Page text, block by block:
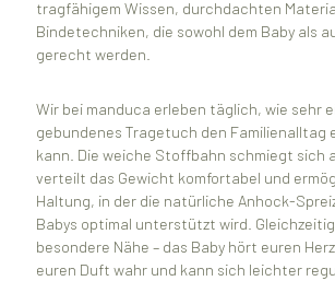
tragfähigem Wissen, durchdachten
Bindetechniken, die sowohl dem Baby als
gerecht werden.
Wir bei manduca erleben täglich, wie sehr
gebundenes Tragetuch den Familienalltag
kann. Die weiche Stoffbahn schmiegt sich
verteilt das Gewicht komfortabel und
Haltung, in der die natürliche Anhock-
Babys optimal unterstützt wird.
besondere Nähe – das Baby hört euren
euren Duft wahr und kann sich leichter